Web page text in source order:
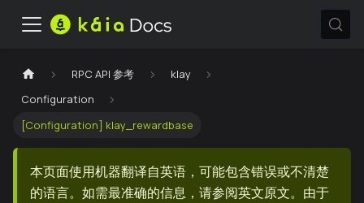
RPC API 参考
klay
Configuration
[Configuration] klay_rewardbase
本页面使用机器翻译自英语，可能包含错误或不清楚
的语言。如需最准确的信息，请参阅英文原文。由于